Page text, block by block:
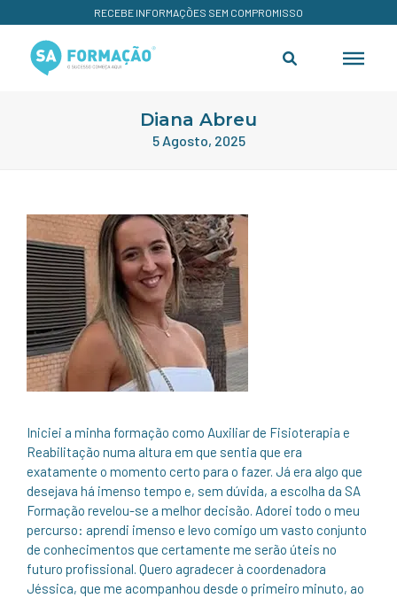
RECEBE INFORMAÇÕES SEM COMPROMISSO
Diana Abreu
5 Agosto, 2025
Iniciei a minha formação como Auxiliar de Fisioterapia e
Reabilitação numa altura em que sentia que era
exatamente o momento certo para o fazer. Já era algo que
desejava há imenso tempo e, sem dúvida, a escolha da SA
Formação revelou-se a melhor decisão. Adorei todo o meu
percurso: aprendi imenso e levo comigo um vasto conjunto
de conhecimentos que certamente me serão úteis no
futuro profissional. Quero agradecer à coordenadora
Jéssica, que me acompanhou desde o primeiro minuto, ao